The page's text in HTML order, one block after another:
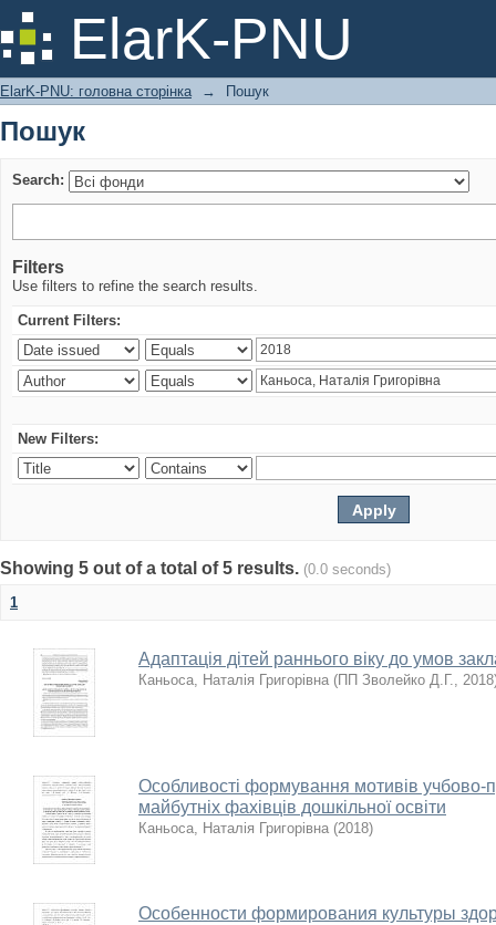
ElarK-PNU
Пошук
ElarK-PNU: головна сторінка → Пошук
Пошук
Search:
Filters
Use filters to refine the search results.
Current Filters:
New Filters:
Showing 5 out of a total of 5 results. (0.0 seconds)
1
Адаптація дітей раннього віку до умов
Каньоса, Наталія Григорівна (ПП Зволейко Д.Г., 2018
Особливості формування мотивів учбово-
майбутніх фахівців дошкільної освіти
Каньоса, Наталія Григорівна (2018)
Особенности формирования культуры